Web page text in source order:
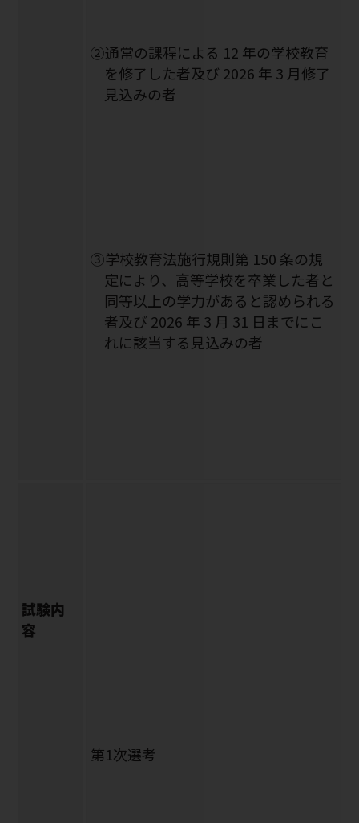
②通常の課程による 12 年の学校教育
を修了した者及び 2026 年 3 月修了
見込みの者
③学校教育法施行規則第 150 条の規
定により、高等学校を卒業した者と
同等以上の学力があると認められる
者及び 2026 年 3 月 31 日までにこ
れに該当する見込みの者
試験内
容
第1次選考